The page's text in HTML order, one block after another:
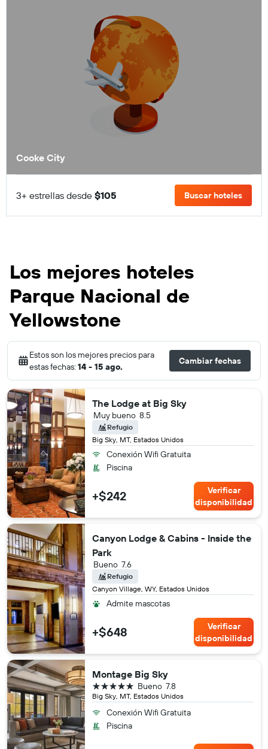
Cooke City
3+ estrellas desde $105 Buscar hoteles
Los mejores hoteles
Parque Nacional de
Yellowstone
Estos son los mejores precios para
estas fechas: 14 - 15 ago.
Cambiar fechas
The Lodge at Big Sky
Big Sky, MT, Estados Unidos
8.5
Muy bueno
Refugio
Conexión Wifi Gratuita
Piscina
+$242
Verificar
disponibilidad
Canyon Lodge & Cabins - Inside the
Park
Canyon Village, WY, Estados Unidos
7.6
Bueno
Refugio
Admite mascotas
+$648
Verificar
disponibilidad
Montage Big Sky
Big Sky, MT, Estados Unidos
7.8
Bueno
5 estrellas
Conexión Wifi Gratuita
Piscina